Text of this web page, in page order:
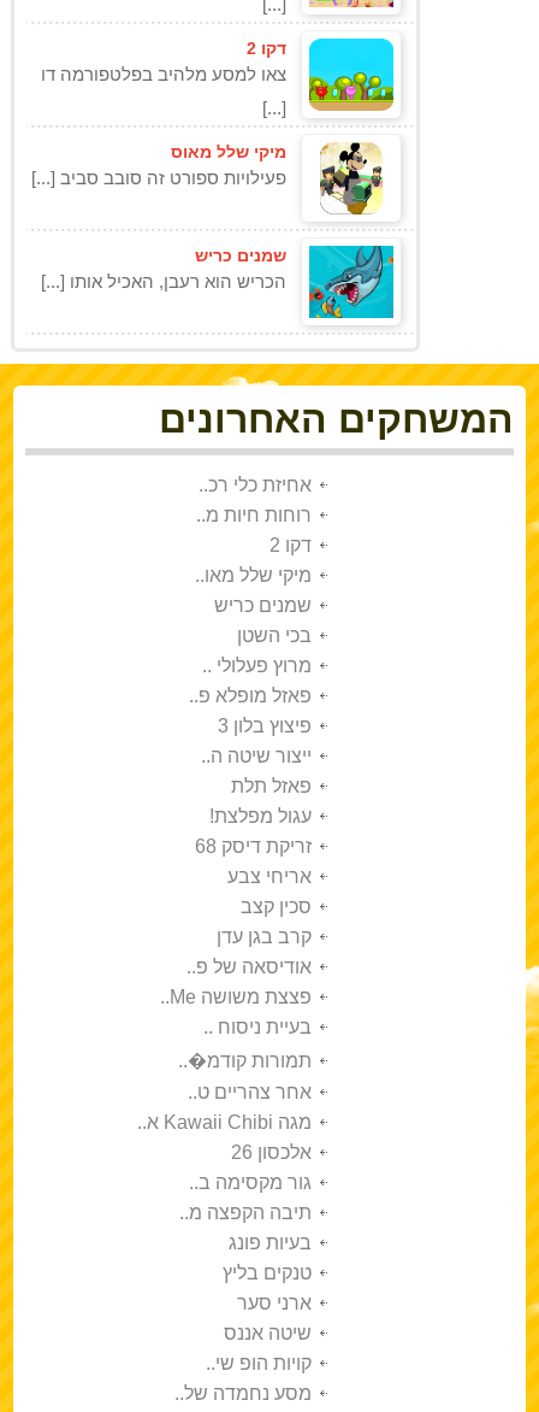
[...]
דקו 2
צאו למסע מלהיב בפלטפורמה דו
[...]
מיקי שלל מאוס
פעילויות ספורט זה סובב סביב [...]
שמנים כריש
הכריש הוא רעבן, האכיל אותו [...]
המשחקים האחרונים
אחיזת כלי רכ..
רוחות חיות מ..
דקו 2
מיקי שלל מאו..
שמנים כריש
בכי השטן
מרוץ פעלולי ..
פאזל מופלא פ..
פיצוץ בלון 3
ייצור שיטה ה..
פאזל תלת
עגול מפלצת!
זריקת דיסק 68
אריחי צבע
סכין קצב
קרב בגן עדן
אודיסאה של פ..
פצצת משושה Me..
בעיית ניסוח ..
תמורות קודמ�..
אחר צהריים ט..
מגה Kawaii Chibi א..
אלכסון 26
גור מקסימה ב..
תיבה הקפצה מ..
בעיות פונג
טנקים בליץ
ארני סער
שיטה אננס
קויות הופ שי..
מסע נחמדה של..